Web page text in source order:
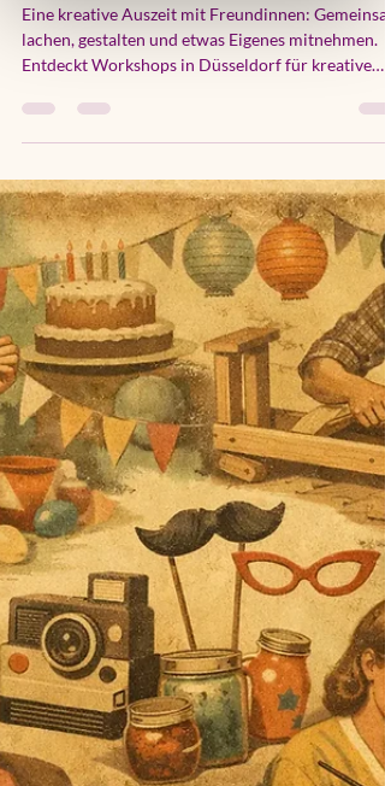
30. Juli
Kreative Auszeit mit Freundinnen
Düsseldorf
Eine kreative Auszeit mit Freundinnen:
lachen, gestalten und etwas Eigenes mitnehmen.
Entdeckt Workshops in Düsseldorf für kreative
Neugierige.